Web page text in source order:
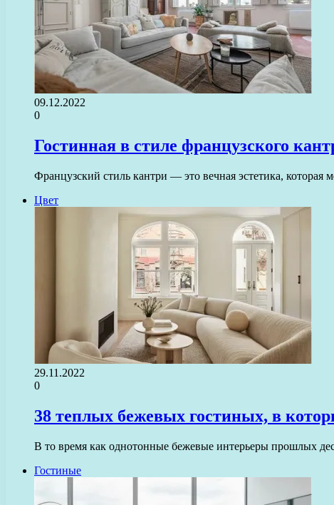
09.12.2022
0
Гостинная в стиле французского
Французский стиль кантри — это вечная эстетика,
Цвет
29.11.2022
0
38 теплых бежевых гостиных, в
В то время как однотонные бежевые интерьеры прошлых
Гостиные